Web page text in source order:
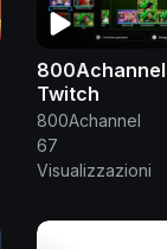
800Achannel
Twitch
800Achannel
67
Visualizzazioni